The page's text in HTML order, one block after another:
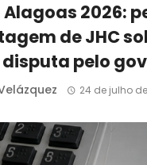
Alagoas 2026:
de JHC
disputa pelo
24 de julho